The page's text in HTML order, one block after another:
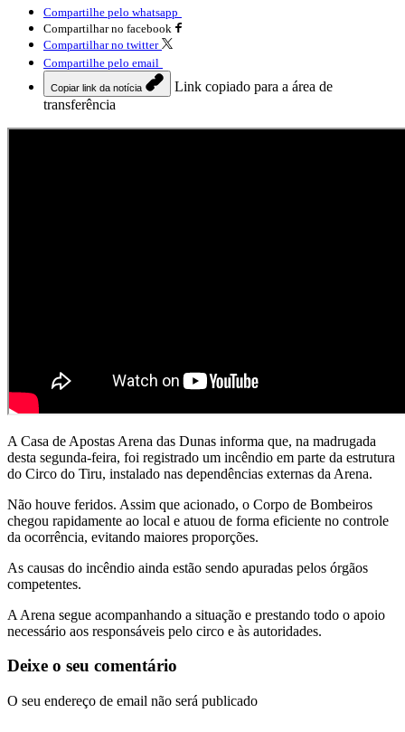
Compartilhe pelo whatsapp
Compartilhar no facebook
Compartilhar no twitter
Compartilhe pelo email
Copiar link da notícia
Link copiado para a área de
transferência
A Casa de Apostas Arena das Dunas informa que, na madrugada
desta segunda-feira, foi registrado um incêndio em parte da estrutura
do Circo do Tiru, instalado nas dependências externas da Arena.
Não houve feridos. Assim que acionado, o Corpo de Bombeiros
chegou rapidamente ao local e atuou de forma eficiente no controle
da ocorrência, evitando maiores proporções.
As causas do incêndio ainda estão sendo apuradas pelos órgãos
competentes.
A Arena segue acompanhando a situação e prestando todo o apoio
necessário aos responsáveis pelo circo e às autoridades.
Deixe o seu comentário
O seu endereço de email não será publicado